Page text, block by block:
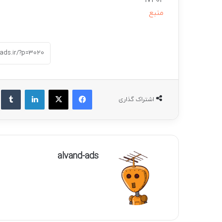
منبع
اشتراک گذاری
فیسبوکایکس لینکداین
alvand-ads